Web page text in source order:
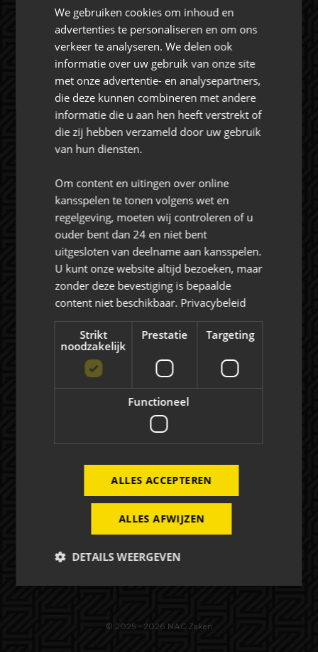
Rat Verlegh Stadion
4815 NC Breda
commercie@nac.nl
Over NAC Zakelijk
NAC ZAKELIJK
NIEUWS
Evenementen
EVENEMENTEN
FOTO'S
© 2025 - 2026 NAC Zaken
We gebruiken cookies om inhoud en
advertenties te personaliseren en om ons
verkeer te analyseren. We delen ook
informatie over uw gebruik van onze site
met onze advertentie- en analysepartners,
die deze kunnen combineren met andere
informatie die u aan hen heeft verstrekt of
die zij hebben verzameld door uw gebruik
van hun diensten.
Om content en uitingen over online
kansspelen te tonen volgens wet en
regelgeving, moeten wij controleren of u
ouder bent dan 24 en niet bent
uitgesloten van deelname aan kansspelen.
U kunt onze website altijd bezoeken, maar
zonder deze bevestiging is bepaalde
content niet beschikbaar. Privacybeleid
Strikt
noodzakelijk
Prestatie Targeting
Functioneel
ALLES ACCEPTEREN
ALLES AFWIJZEN
DETAILS WEERGEVEN